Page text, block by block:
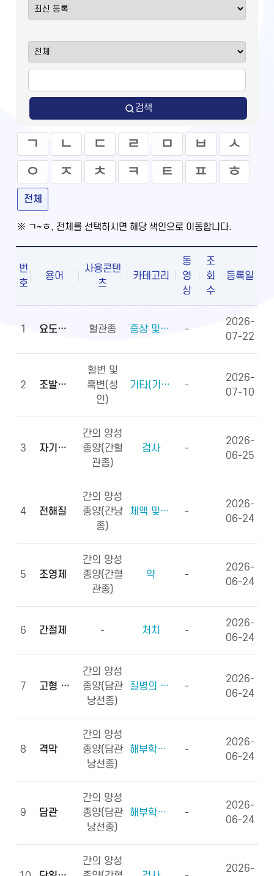
검색
ㄱ ㄴ ㄷ ㄹ ㅁ ㅂ
ㅅ
ㅇ
ㅈ ㅊ ㅋ ㅌ ㅍ ㅎ
전체
※ ㄱ~ㅎ, 전체를 선택하시면 해당 색인으로 이동합니다.
번
호
용어
사용콘텐
츠
카테고리
동
영
상
조
회
수
등록일
1 요도하열 혈관종 증상 및 징후(증상) -
2026-
07-22
2 조발생률
혈변 및
흑변(성
인)
기타(기타용어) -
2026-
07-10
3 자기공명영상
간의 양성
종양(간혈
관종)
검사 -
2026-
06-25
4 전해질
간의 양성
종양(간낭
종)
체액 및 전해질, 영양소 -
2026-
06-24
5 조영제
간의 양성
종양(간혈
관종)
약 -
2026-
06-24
6 간절제 - 처치 -
2026-
06-24
7 고형 종괴
간의 양성
종양(담관
낭선종)
질병의 형태학 -
2026-
06-24
8 격막
간의 양성
종양(담관
낭선종)
해부학적부위 (신체구조) -
2026-
06-24
9 담관
간의 양성
종양(담관
낭선종)
해부학적부위 (신체구조) -
2026-
06-24
간의 양성
2026-